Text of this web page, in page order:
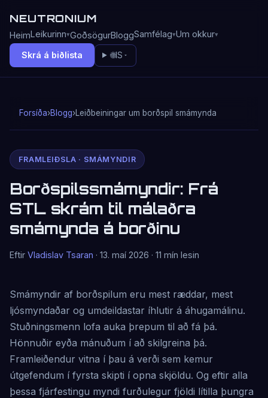
NEUTRONIUM
HeimLeikurinn GoðsögurBloggSamfélag Um okkur
Skrá á biðlista 🌐IS
Forsíða›Blogg›Leiðbeiningar um borðspil smámynda
FRAMLEIÐSLA · SMÁMYNDIR
Borðspilssmámyndir: Frá
STL skrám til málaðra
smámynda á borðinu
Eftir Vladislav Tsaran · 13. maí 2026 · 11 mín lesin
Smámyndir af borðspilum eru mest ræddar, mest
ljósmyndaðar og umdeildastar íhlutir á áhugamálinu.
Stuðningsmenn lofa auka þrepum til að fá þá.
Hönnuðir eyða mánuðum í að skilgreina þá.
Framleiðendur vitna í þau á verði sem kemur
útgefendum í fyrsta skipti í opna skjöldu. Og eftir alla
þessa fjárfestingu myndi furðulegur fjöldi lítilla þungra